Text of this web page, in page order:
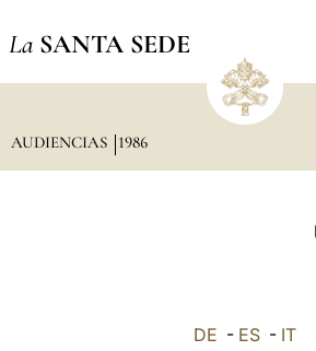
La SANTA SEDE
AUDIENCIAS 1986
DE - ES - IT